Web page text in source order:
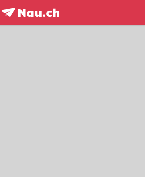
frontpage.NAU.ch